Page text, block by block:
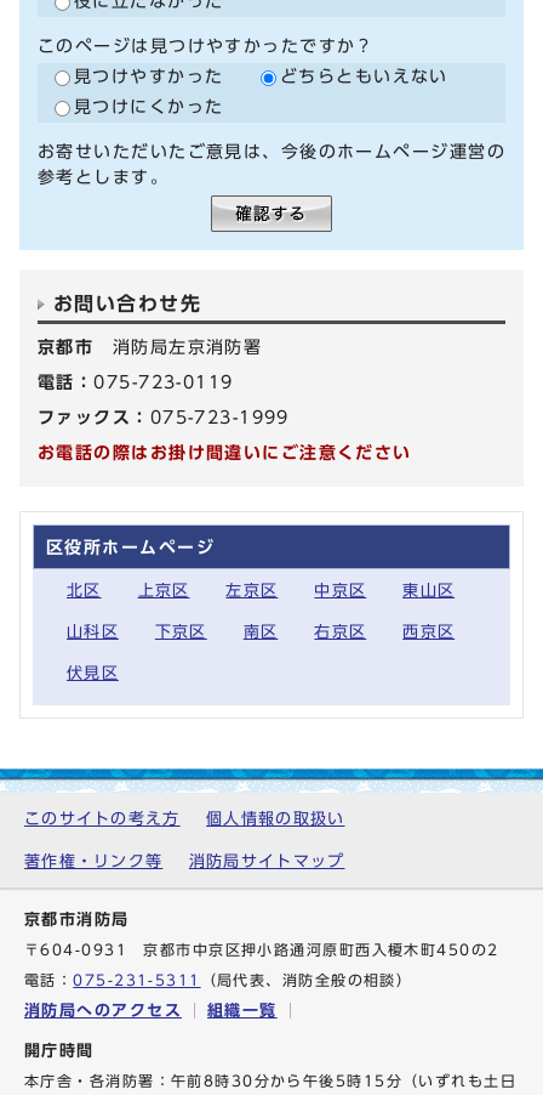
このページは見つけやすかったですか？
見つけやすかった
どちらともいえない
見つけにくかった
お寄せいただいたご意見は、今後のホームページ運営の
参考とします。
お問い合わせ先
京都市 消防局左京消防署
電話：075-723-0119
ファックス： 075-723-1999
お電話の際はお掛け間違いにご注意ください
区役所ホームページ
北区 上京区 左京区 中京区 東山区
山科区 下京区 南区 右京区 西京区
伏見区
このサイトの考え方 個人情報の取扱い
著作権・リンク等 消防局サイトマップ
京都市消防局
〒604-0931 京都市中京区押小路通河原町西入榎木町450の2
電話：075-231-5311 （局代表、消防全般の相談）
消防局へのアクセス 組織一覧
開庁時間
本庁舎・各消防署：午前8時30分から午後5時15分（いずれも土日